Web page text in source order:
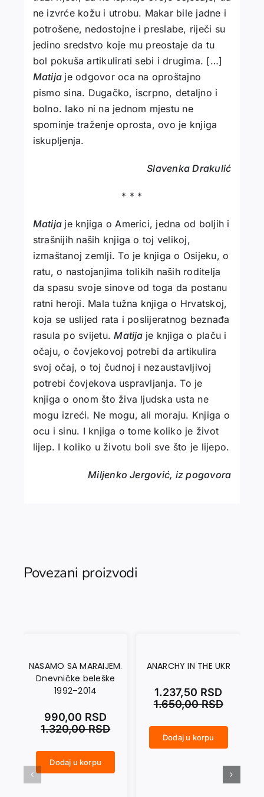
ne izvrće kožu i utrobu. Makar bile jadne i
potrošene, nedostojne i preslabe, riječi su
jedino sredstvo koje mu preostaje da tu
bol pokuša artikulirati sebi i drugima. […]
Matija je odgovor oca na oproštajno
pismo sina. Dugačko, iscrpno, detaljno i
bolno. Iako ni na jednom mjestu ne
spominje traženje oprosta, ovo je knjiga
iskupljenja.
Slavenka Drakulić
* * *
Matija je knjiga o Americi, jedna od boljih i
strašnijih naših knjiga o toj velikoj,
izmaštanoj zemlji. To je knjiga o Osijeku, o
ratu, o nastojanjima tolikih naših roditelja
da spasu svoje sinove od toga da postanu
ratni heroji. Mala tužna knjiga o Hrvatskoj,
koja se uslijed rata i poslijeratnog beznađa
rasula po svijetu.Matija je knjiga o plaču i
očaju, o čovjekovoj potrebi da artikulira
svoj očaj, o toj čudnoj i nezaustavljivoj
potrebi čovjekova uspravljanja. To je
knjiga o onom što živa ljudska usta ne
mogu izreći. Ne mogu, ali moraju. Knjiga o
ocu i sinu. I knjiga o tome koliko je život
lijep. I koliko u životu boli sve što je lijepo.
Miljenko Jergović, iz pogovora
Povezani proizvodi
NASAMO SA MARAIJEM.
Dnevničke beleške
1992–2014
1.320,00RSD
990,00 RSD
Dodaj u korpu
ANARCHY IN THE UKR
1.650,00RSD
1.237,50 RSD
Dodaj u korpu